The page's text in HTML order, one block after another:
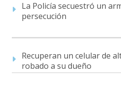
La Policía secuestró un
persecución
Recuperan un celular de
robado a su dueño